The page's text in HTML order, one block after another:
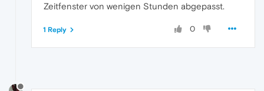
Zeitfenster von wenigen Stunden abgepasst.
0
1 Reply